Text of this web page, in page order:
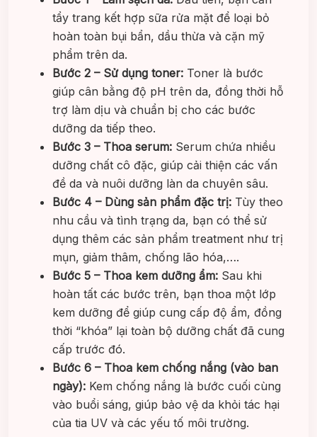
tẩy trang kết hợp sữa rửa mặt để loại bỏ
hoàn toàn bụi bẩn, dầu thừa và cặn mỹ
phẩm trên da.
Bước 2 – Sử dụng toner: Toner là bước
giúp cân bằng độ pH trên da, đồng thời hỗ
trợ làm dịu và chuẩn bị cho các bước
dưỡng da tiếp theo.
Bước 3 – Thoa serum: Serum chứa nhiều
dưỡng chất cô đặc, giúp cải thiện các vấn
đề da và nuôi dưỡng làn da chuyên sâu.
Bước 4 – Dùng sản phẩm đặc trị: Tùy theo
nhu cầu và tình trạng da, bạn có thể sử
dụng thêm các sản phẩm treatment như trị
mụn, giảm thâm, chống lão hóa,….
Bước 5 – Thoa kem dưỡng ẩm: Sau khi
hoàn tất các bước trên, bạn thoa một lớp
kem dưỡng để giúp cung cấp độ ẩm, đồng
thời “khóa” lại toàn bộ dưỡng chất đã cung
cấp trước đó.
Bước 6 – Thoa kem chống nắng (vào ban
ngày): Kem chống nắng là bước cuối cùng
vào buổi sáng, giúp bảo vệ da khỏi tác hại
của tia UV và các yếu tố môi trường.